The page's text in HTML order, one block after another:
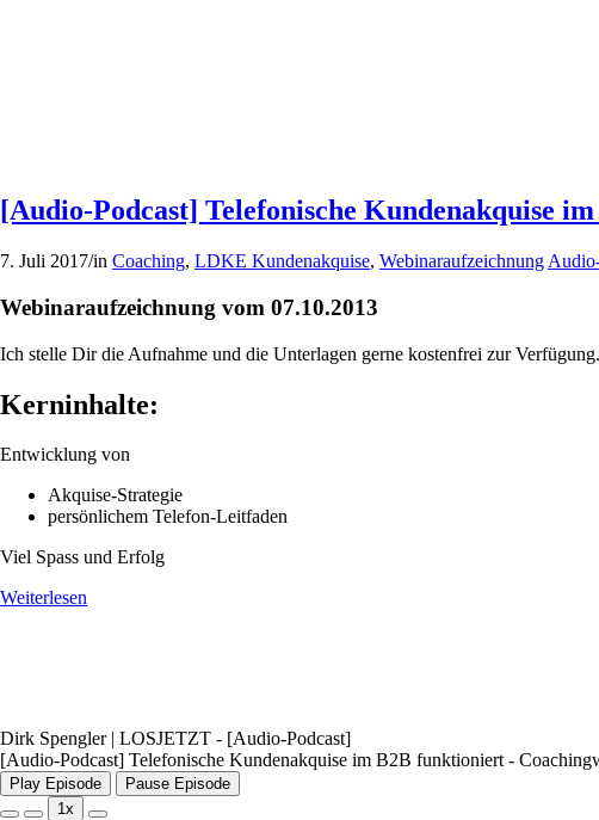
[Audio-Podcast] Telefonische Kundenakquise
7. Juli 2017/in Coaching, LDKE Kundenakquise, Webinaraufzeichnung
Webinaraufzeichnung vom 07.10.2013
Ich stelle Dir die Aufnahme und die Unterlagen gerne kostenfrei zur
Kerninhalte:
Entwicklung von
Akquise-Strategie
persönlichem Telefon-Leitfaden
Viel Spass und Erfolg
Weiterlesen
Dirk Spengler | LOSJETZT - [Audio-Podcast]
[Audio-Podcast] Telefonische Kundenakquise im B2B funktioniert -
Play Episode
Pause Episode
1x